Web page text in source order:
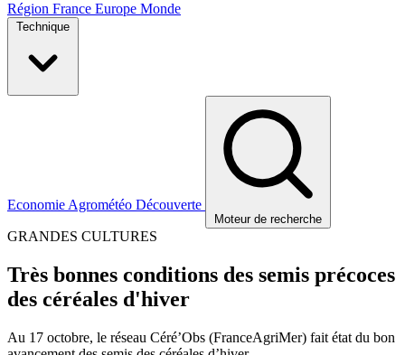
Région France Europe Monde
Technique
Economie Agrométéo Découverte
Moteur de recherche
GRANDES CULTURES
Très bonnes conditions des semis précoces
des céréales d'hiver
Au 17 octobre, le réseau Céré’Obs (FranceAgriMer) fait état du bon